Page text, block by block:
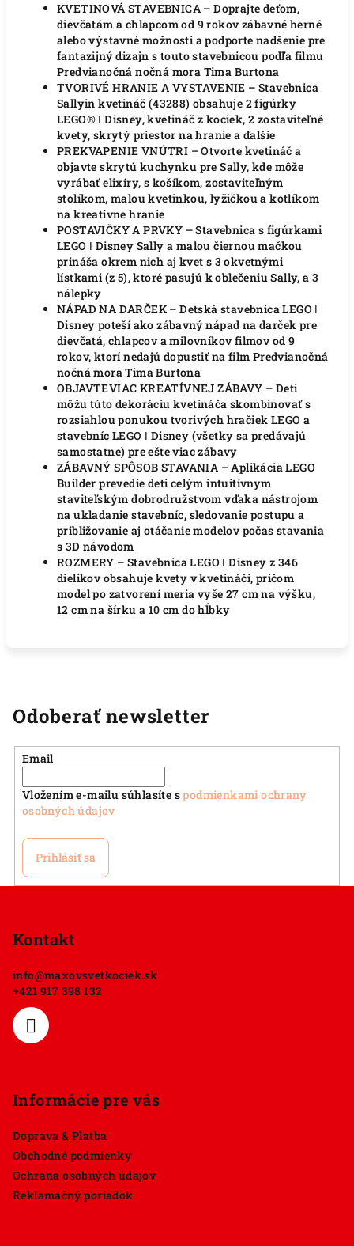
KVETINOVÁ STAVEBNICA – Doprajte deťom,
dievčatám a chlapcom od 9 rokov zábavné herné
alebo výstavné možnosti a podporte nadšenie pre
fantazijný dizajn s touto stavebnicou podľa filmu
Predvianočná nočná mora Tima Burtona
TVORIVÉ HRANIE A VYSTAVENIE – Stavebnica
Sallyin kvetináč (43288) obsahuje 2 figúrky
LEGO® ǀ Disney, kvetináč z kociek, 2 zostaviteľné
kvety, skrytý priestor na hranie a ďalšie
PREKVAPENIE VNÚTRI – Otvorte kvetináč a
objavte skrytú kuchynku pre Sally, kde môže
vyrábať elixíry, s košíkom, zostaviteľným
stolíkom, malou kvetinkou, lyžičkou a kotlíkom
na kreatívne hranie
POSTAVIČKY A PRVKY – Stavebnica s figúrkami
LEGO ǀ Disney Sally a malou čiernou mačkou
prináša okrem nich aj kvet s 3 okvetnými
lístkami (z 5), ktoré pasujú k oblečeniu Sally, a 3
nálepky
NÁPAD NA DARČEK – Detská stavebnica LEGO ǀ
Disney poteší ako zábavný nápad na darček pre
dievčatá, chlapcov a milovníkov filmov od 9
rokov, ktorí nedajú dopustiť na film Predvianočná
nočná mora Tima Burtona
OBJAVTEVIAC KREATÍVNEJ ZÁBAVY – Deti
môžu túto dekoráciu kvetináča skombinovať s
rozsiahlou ponukou tvorivých hračiek LEGO a
stavebníc LEGO ǀ Disney (všetky sa predávajú
samostatne) pre ešte viac zábavy
ZÁBAVNÝ SPÔSOB STAVANIA – Aplikácia LEGO
Builder prevedie deti celým intuitívnym
staviteľským dobrodružstvom vďaka nástrojom
na ukladanie stavebníc, sledovanie postupu a
približovanie aj otáčanie modelov počas stavania
s 3D návodom
ROZMERY – Stavebnica LEGO ǀ Disney z 346
dielikov obsahuje kvety v kvetináči, pričom
model po zatvorení meria vyše 27 cm na výšku,
12 cm na šírku a 10 cm do hĺbky
Odoberať newsletter
Email
Vložením e-mailu súhlasíte spodmienkami ochrany
osobných údajov
Prihlásiť sa
Kontakt
info@maxovsvetkociek.sk
+421 917 398 132
Informácie pre vás
Doprava & Platba
Obchodné podmienky
Ochrana osobných údajov
Reklamačný poriadok